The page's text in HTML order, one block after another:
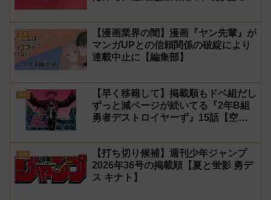
漫画
【漫画業界の闇】漫画『ヤン先輩』が
マンガUPとの信頼関係の破綻により
連載中止に【編集部】
漫画
【早く移籍して】掲載順もドベ組だし
ずっと減ページが続いてる『2年B組
勇者デストロイヤーず』15話【空
漫画
【打ち切り候補】週刊少年ジャンプ
2026年36号の掲載順【夏と蛍影 勇デ
ス キナト】